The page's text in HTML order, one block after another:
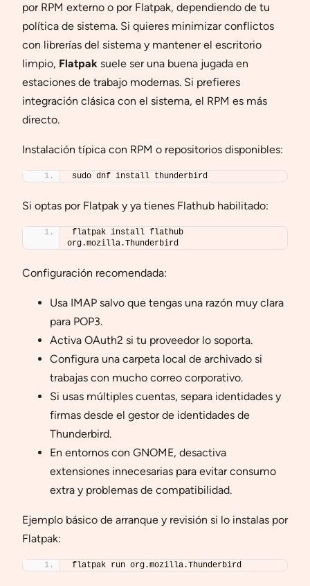
por RPM externo o por Flatpak, dependiendo de tu
política de sistema. Si quieres minimizar conflictos
con librerías del sistema y mantener el escritorio
limpio, Flatpak suele ser una buena jugada en
estaciones de trabajo modernas. Si prefieres
integración clásica con el sistema, el RPM es más
directo.
Instalación típica con RPM o repositorios disponibles:
sudo dnf install thunderbird
Si optas por Flatpak y ya tienes Flathub habilitado:
flatpak install flathub
org.mozilla.Thunderbird
Configuración recomendada:
Usa IMAP salvo que tengas una razón muy clara
para POP3.
Activa OAuth2 si tu proveedor lo soporta.
Configura una carpeta local de archivado si
trabajas con mucho correo corporativo.
Si usas múltiples cuentas, separa identidades y
firmas desde el gestor de identidades de
Thunderbird.
En entornos con GNOME, desactiva
extensiones innecesarias para evitar consumo
extra y problemas de compatibilidad.
Ejemplo básico de arranque y revisión si lo instalas por
Flatpak:
flatpak run org.mozilla.Thunderbird